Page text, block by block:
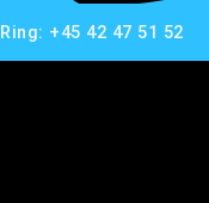
Ring: +45 42 47 51 52